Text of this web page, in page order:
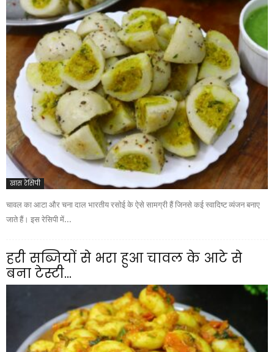
खास रेसिपी
चावल का आटा और चना दाल भारतीय रसोई के ऐसे सामग्री हैं जिनसे कई स्वादिष्ट व्यंजन बनाए
जाते हैं। इस रेसिपी में...
हरी सब्जियों से भरा हुआ चावल के आटे से
बना टेस्टी...